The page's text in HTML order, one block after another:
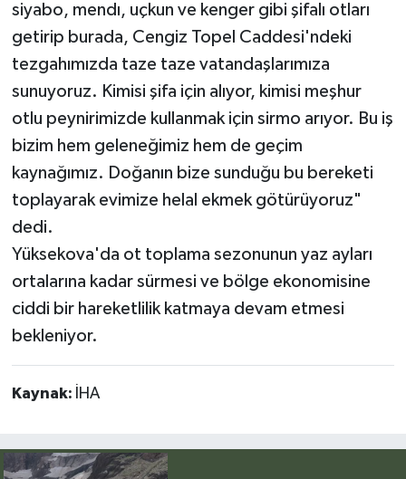
siyabo, mendı, uçkun ve kenger gibi şifalı otları
getirip burada, Cengiz Topel Caddesi'ndeki
tezgahımızda taze taze vatandaşlarımıza
sunuyoruz. Kimisi şifa için alıyor, kimisi meşhur
otlu peynirimizde kullanmak için sirmo arıyor. Bu iş
bizim hem geleneğimiz hem de geçim
kaynağımız. Doğanın bize sunduğu bu bereketi
toplayarak evimize helal ekmek götürüyoruz"
dedi.
Yüksekova'da ot toplama sezonunun yaz ayları
ortalarına kadar sürmesi ve bölge ekonomisine
ciddi bir hareketlilik katmaya devam etmesi
bekleniyor.
Kaynak: İHA